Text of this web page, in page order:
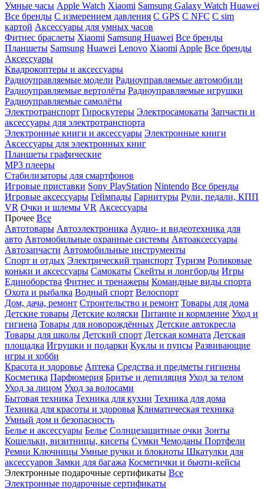
Умные часы Apple Watch Xiaomi Samsung Galaxy Watch Huawei
Все бренды C измерением давления C GPS C NFC C sim
картой Аксессуары для умных часов
Фитнес браслеты Xiaomi Samsung Huawei Все бренды
Планшеты Samsung Huawei Lenovo Xiaomi Apple Все бренды
Аксессуары
Квадрокоптеры и аксессуары
Радиоуправляемые модели Радиоуправляемые автомобили
Радиоуправляемые вертолёты Радиоуправляемые игрушки
Радиоуправляемые самолёты
Электротранспорт Гироскутеры Электросамокаты Запчасти и
аксессуары для электротранспорта
Электронные книги и аксессуары Электронные книги
Аксессуары для электронных книг
Планшеты графические
MP3 плееры
Стабилизаторы для смартфонов
Игровые приставки Sony PlayStation Nintendo Все бренды
Игровые аксессуары Геймпады Гарнитуры Рули, педали, КПП
VR Очки и шлемы VR Аксессуары
Прочее Все
Автотовары Автоэлектроника Аудио- и видеотехника для
авто Автомобильные охранные системы Автоаксессуары
Автозапчасти Автомобильные инструменты
Спорт и отдых Электрический транспорт Туризм Роликовые
коньки и аксессуары Самокаты Скейты и лонгборды Игры
Единоборства Фитнес и тренажеры Командные виды спорта
Охота и рыбалка Водный спорт Велоспорт
Дом, дача, ремонт Строительство и ремонт Товары для дома
Детские товары Детские коляски Питание и кормление Уход и
гигиена Товары для новорождённых Детские автокресла
Товары для школы Детский спорт Детская комната Детская
площадка Игрушки и подарки Куклы и пупсы Развивающие
игры и хобби
Красота и здоровье Аптека Средства и предметы гигиены
Косметика Парфюмерия Бритье и депиляция Уход за телом
Уход за лицом Уход за волосами
Бытовая техника Техника для кухни Техника для дома
Техника для красоты и здоровья Климатическая техника
Умный дом и безопасность
Белье и аксессуары Белье Солнцезащитные очки Зонты
Кошельки, визитницы, кисеты Сумки Чемоданы Портфели
Ремни Ключницы Умные ручки и блокноты Шкатулки для
аксессуаров Замки для багажа Косметички и бьюти-кейсы
Электронные подарочные сертификаты Все
Электронные подарочные сертификаты